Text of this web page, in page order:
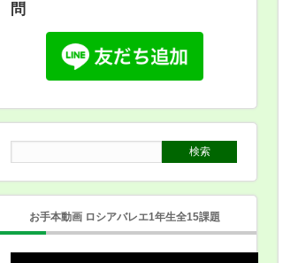
問
お手本動画 ロシアバレエ1年生全15課題